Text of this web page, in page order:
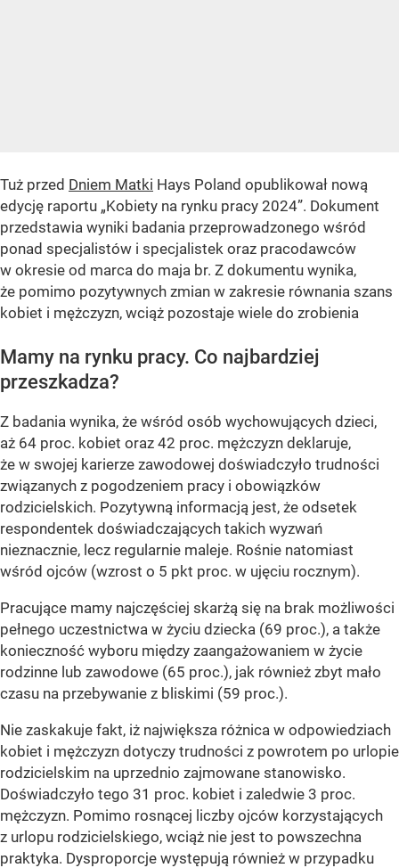
Tuż przed Dniem Matki Hays Poland opublikował nową
edycję raportu „Kobiety na rynku pracy 2024”. Dokument
przedstawia wyniki badania przeprowadzonego wśród
ponad specjalistów i specjalistek oraz pracodawców
w okresie od marca do maja br. Z dokumentu wynika,
że pomimo pozytywnych zmian w zakresie równania szans
kobiet i mężczyzn, wciąż pozostaje wiele do zrobienia
Mamy na rynku pracy. Co najbardziej
przeszkadza?
Z badania wynika, że wśród osób wychowujących dzieci,
aż 64 proc. kobiet oraz 42 proc. mężczyzn deklaruje,
że w swojej karierze zawodowej doświadczyło trudności
związanych z pogodzeniem pracy i obowiązków
rodzicielskich. Pozytywną informacją jest, że odsetek
respondentek doświadczających takich wyzwań
nieznacznie, lecz regularnie maleje. Rośnie natomiast
wśród ojców (wzrost o 5 pkt proc. w ujęciu rocznym).
Pracujące mamy najczęściej skarżą się na brak możliwości
pełnego uczestnictwa w życiu dziecka (69 proc.), a także
konieczność wyboru między zaangażowaniem w życie
rodzinne lub zawodowe (65 proc.), jak również zbyt mało
czasu na przebywanie z bliskimi (59 proc.).
Nie zaskakuje fakt, iż największa różnica w odpowiedziach
kobiet i mężczyzn dotyczy trudności z powrotem po urlopie
rodzicielskim na uprzednio zajmowane stanowisko.
Doświadczyło tego 31 proc. kobiet i zaledwie 3 proc.
mężczyzn. Pomimo rosnącej liczby ojców korzystających
z urlopu rodzicielskiego, wciąż nie jest to powszechna
praktyka. Dysproporcje występują również w przypadku